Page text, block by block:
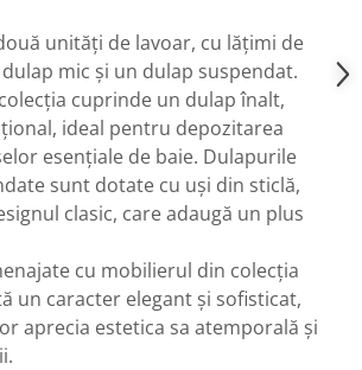
unități de lavoar, cu lățimi de
mic și un dulap suspendat.
cuprinde un dulap înalt,
ideal pentru depozitarea
esențiale de baie. Dulapurile
sunt dotate cu uși din sticlă,
clasic, care adaugă un plus
cu mobilierul din colecția
un caracter elegant și sofisticat,
aprecia estetica sa atemporală și